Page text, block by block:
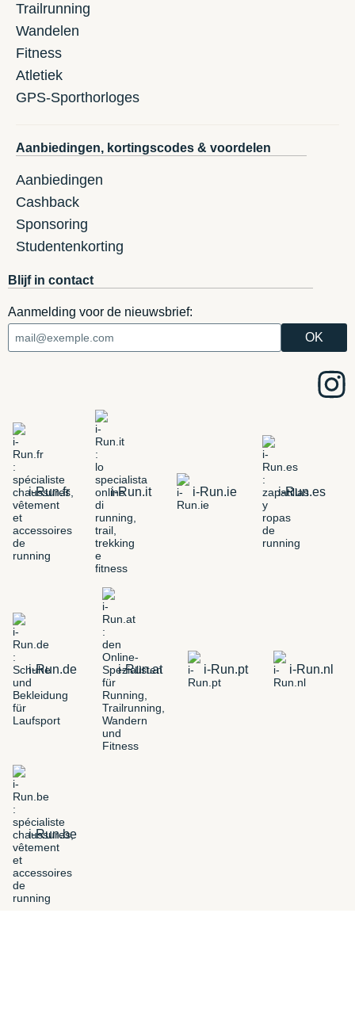
Trailrunning
Wandelen
Fitness
Atletiek
GPS-Sporthorloges
Aanbiedingen, kortingscodes & voordelen
Aanbiedingen
Cashback
Sponsoring
Studentenkorting
Blijf in contact
Aanmelding voor de nieuwsbrief:
i-Run.fr i-Run.it i-Run.ie i-Run.es
i-Run.de i-Run.at i-Run.pt i-Run.nl
i-Run.be